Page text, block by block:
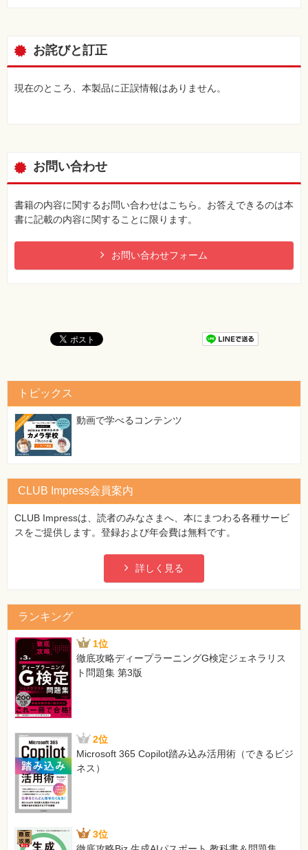
お詫びと訂正
現在のところ、本製品に正誤情報はありません。
お問い合わせ
書籍の内容に関するお問い合わせはこちら。お答えできるのは本
書に記載の内容に関することに限ります。
お問い合わせフォーム
トピックス
動画で学べるコンテンツ
CLUB Impress会員案内
CLUB Impressは、読者のみなさまへ、本にまつわる各種サービ
スをご提供します。登録および年会費は無料です。
詳しく見る
ランキング
1位
徹底攻略ディープラーニングG検定ジェネラリス
ト問題集 第3版
2位
Microsoft 365 Copilot踏み込み活用術（できるビジ
ネス）
3位